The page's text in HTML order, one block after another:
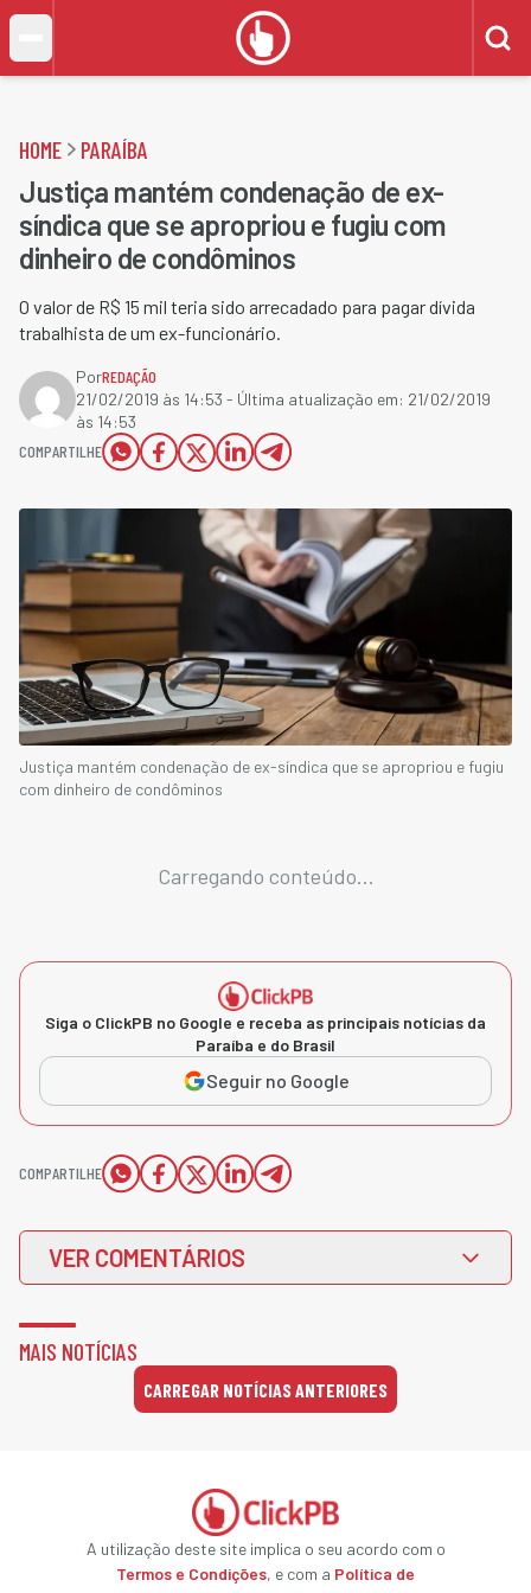
HOME PARAÍBA
Justiça mantém condenação de ex-
síndica que se apropriou e fugiu com
dinheiro de condôminos
O valor de R$ 15 mil teria sido arrecadado para pagar dívida
trabalhista de um ex-funcionário.
PorREDAÇÃO
21/02/2019 às 14:53 - Última atualização em: 21/02/2019
às 14:53
COMPARTILHE
Justiça mantém condenação de ex-síndica que se apropriou e fugiu
com dinheiro de condôminos
Carregando conteúdo...
Siga o ClickPB no Google e receba as principais notícias da
Paraíba e do Brasil
Seguir no Google
COMPARTILHE
VER COMENTÁRIOS
MAIS NOTÍCIAS
CARREGAR NOTÍCIAS ANTERIORES
A utilização deste site implica o seu acordo com o
Termos e Condições, e com a Política de